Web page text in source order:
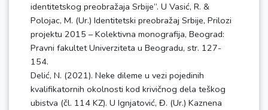
identitetskog preobražaja Srbije“. U Vasić, R. &
Polojac, M. (Ur.) Identitetski preobražaj Srbije, Prilozi
projektu 2015 – Kolektivna monografija, Beograd:
Pravni fakultet Univerziteta u Beogradu, str. 127-
154.
Delić, N. (2021). Neke dileme u vezi pojedinih
kvalifikatornih okolnosti kod krivičnog dela teškog
ubistva (čl. 114 KZ). U Ignjatović, Đ. (Ur.) Kaznena